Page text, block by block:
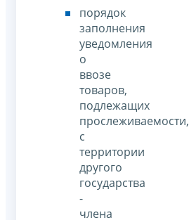
порядок
заполнения
уведомления
о
ввозе
товаров,
подлежащих
прослеживаемости,
с
территории
другого
государства
-
члена